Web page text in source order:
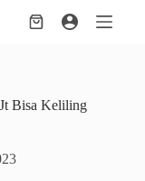
Shopping
Bisa Keliling